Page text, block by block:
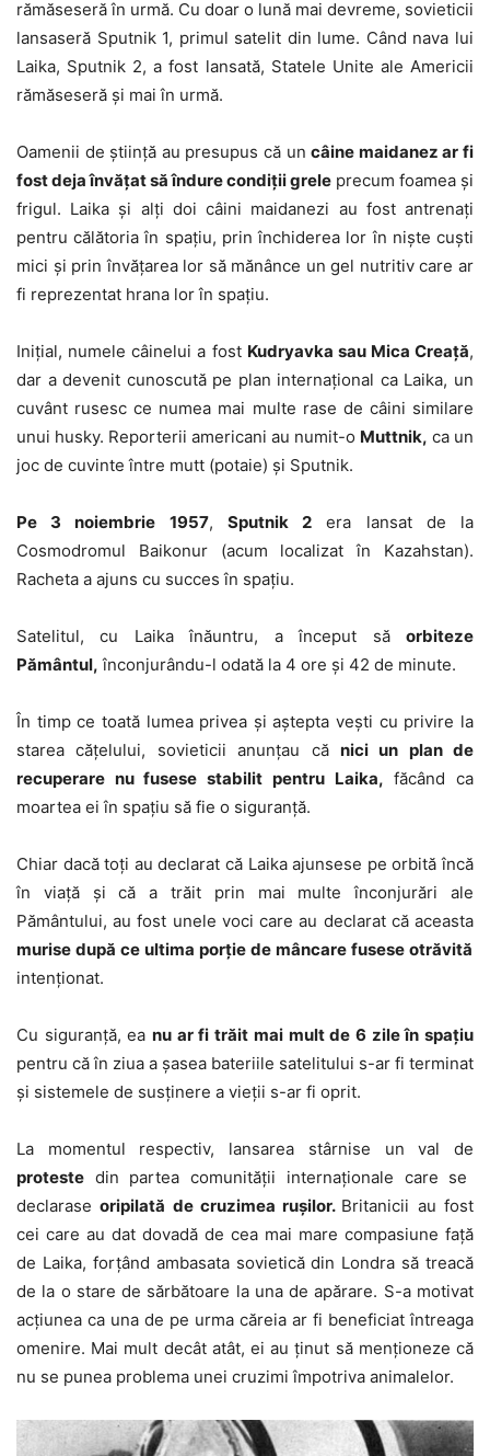
rămăseseră în urmă. Cu doar o lună mai devreme, sovieticii
lansaseră Sputnik 1, primul satelit din lume. Când nava lui
Laika, Sputnik 2, a fost lansată, Statele Unite ale Americii
rămăseseră și mai în urmă.
Oamenii de știință au presupus că uncâine maidanez ar fi
fost deja învățat să îndure condiții grele precum foamea și
frigul. Laika și alți doi câini maidanezi au fost antrenați
pentru călătoria în spațiu, prin închiderea lor în niște cuști
mici și prin învățarea lor să mănânce un gel nutritiv care ar
fi reprezentat hrana lor în spațiu.
Inițial, numele câinelui a fost Kudryavka sau Mica Creață,
dar a devenit cunoscută pe plan internațional ca Laika, un
cuvânt rusesc ce numea mai multe rase de câini similare
unui husky. Reporterii americani au numit-o Muttnik, ca un
joc de cuvinte între mutt (potaie) și Sputnik.
Pe 3 noiembrie 1957, Sputnik 2 era lansat de la
Cosmodromul Baikonur (acum localizat în Kazahstan).
Racheta a ajuns cu succes în spațiu.
Satelitul, cu Laika înăuntru, a început să orbiteze
Pământul, înconjurându-l odată la 4 ore și 42 de minute.
În timp ce toată lumea privea și aștepta vești cu privire la
starea cățelului, sovieticii anunțau că nici un plan de
recuperare nu fusese stabilit pentru Laika, făcând ca
moartea ei în spațiu să fie o siguranță.
Chiar dacă toți au declarat că Laika ajunsese pe orbită încă
în viață și că a trăit prin mai multe înconjurări ale
Pământului, au fost unele voci care au declarat că aceasta
murise după ce ultima porție de mâncare fusese otrăvită
intenționat.
Cu siguranță, eanu ar fi trăit mai mult de 6 zile în spațiu
pentru că în ziua a șasea bateriile satelitului s-ar fi terminat
și sistemele de susținere a vieții s-ar fi oprit.
La momentul respectiv, lansarea stârnise un val de
proteste din partea comunității internaționale care se
declaraseoripilată de cruzimea rușilor. Britanicii au fost
cei care au dat dovadă de cea mai mare compasiune față
de Laika, forțând ambasata sovietică din Londra să treacă
de la o stare de sărbătoare la una de apărare. S-a motivat
acțiunea ca una de pe urma căreia ar fi beneficiat întreaga
omenire. Mai mult decât atât, ei au ținut să menționeze că
nu se punea problema unei cruzimi împotriva animalelor.